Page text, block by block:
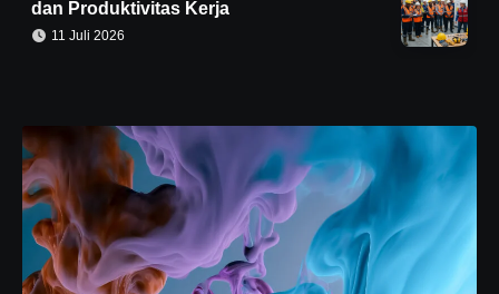
dan Produktivitas Kerja
11 Juli 2026